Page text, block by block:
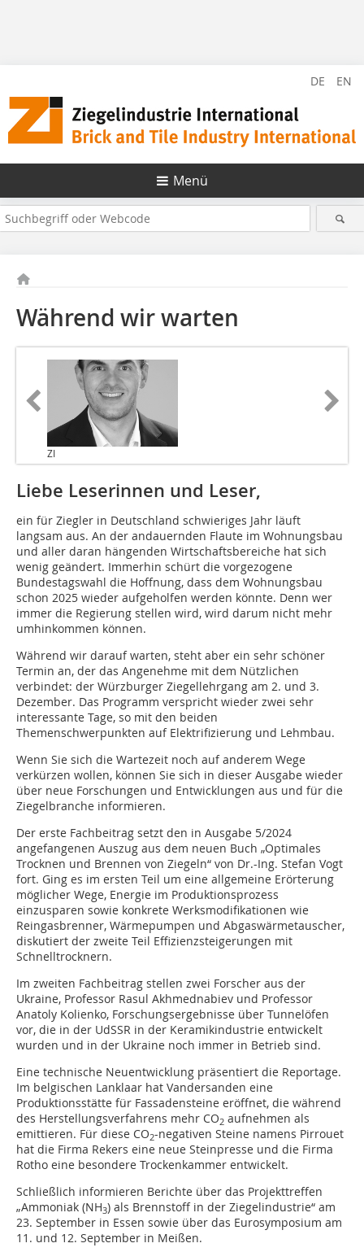
DE EN
Menü
Während wir warten
ZI
Liebe Leserinnen und Leser,
ein für Ziegler in Deutschland schwieriges Jahr läuft
langsam aus. An der andauernden Flaute im Wohnungsbau
und aller daran hängenden Wirtschaftsbereiche hat sich
wenig geändert. Immerhin schürt die vorgezogene
Bundestagswahl die Hoffnung, dass dem Wohnungsbau
schon 2025 wieder aufgeholfen werden könnte. Denn wer
immer die Regierung stellen wird, wird darum nicht mehr
umhinkommen können.
Während wir darauf warten, steht aber ein sehr schöner
Termin an, der das Angenehme mit dem Nützlichen
verbindet: der Würzburger Ziegellehrgang am 2. und 3.
Dezember. Das Programm verspricht wieder zwei sehr
interessante Tage, so mit den beiden
Themenschwerpunkten auf Elektrifizierung und Lehmbau.
Wenn Sie sich die Wartezeit noch auf anderem Wege
verkürzen wollen, können Sie sich in dieser Ausgabe wieder
über neue Forschungen und Entwicklungen aus und für die
Ziegelbranche informieren.
Der erste Fachbeitrag setzt den in Ausgabe 5/2024
angefangenen Auszug aus dem neuen Buch „Optimales
Trocknen und Brennen von Ziegeln“ von Dr.-Ing. Stefan Vogt
fort. Ging es im ersten Teil um eine allgemeine Erörterung
möglicher Wege, Energie im Produktionsprozess
einzusparen sowie konkrete Werksmodifikationen wie
Reingasbrenner, Wärmepumpen und Abgaswärmetauscher,
diskutiert der zweite Teil Effizienzsteigerungen mit
Schnelltrocknern.
Im zweiten Fachbeitrag stellen zwei Forscher aus der
Ukraine, Professor Rasul Akhmednabiev und Professor
Anatoly Kolienko, Forschungsergebnisse über Tunnelöfen
vor, die in der UdSSR in der Keramikindustrie entwickelt
wurden und in der Ukraine noch immer in Betrieb sind.
Eine technische Neuentwicklung präsentiert die Reportage.
Im belgischen Lanklaar hat Vandersanden eine
Produktionsstätte für Fassadensteine eröffnet, die während
des Herstellungsverfahrens mehr CO2 aufnehmen als
emittieren. Für diese CO2-negativen Steine namens Pirrouet
hat die Firma Rekers eine neue Steinpresse und die Firma
Rotho eine besondere Trockenkammer entwickelt.
Schließlich informieren Berichte über das Projekttreffen
„Ammoniak (NH3) als Brennstoff in der Ziegelindustrie“ am
23. September in Essen sowie über das Eurosymposium am
11. und 12. September in Meißen.